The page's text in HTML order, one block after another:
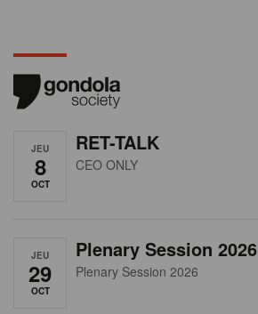
JEU
8
OCT
RET-TALK
CEO ONLY
JEU
29
OCT
Plenary Session 2026
Plenary Session 2026